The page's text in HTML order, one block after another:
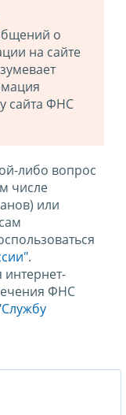
о
на сайте
сайта ФНС
либо вопрос
числе
или
.
ФНС